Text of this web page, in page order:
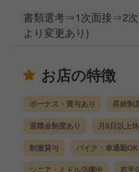
書類選考⇒1次面接⇒2
より変更あり)
お店の特徴
ボーナス・賞与あり 昇給制
退職金制度あり 月8日以上
制服貸与 バイク・車通勤OK
シニア・ミドル活躍中 若手